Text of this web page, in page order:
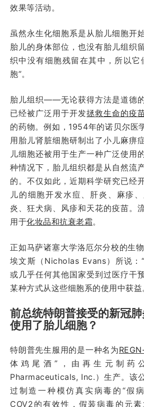
效果等活动。
虽然永生化细胞系是从胎儿细胞开
胎儿的身体部位，也没有胎儿组织
织中没有细胞残留在其中，所以它
胞”。
胎儿组织——无论获得方法是道德
已经被广泛用于开发拯救生命的疫
的药物。例如，1954年的诺贝尔医
用胎儿肾脏细胞研制出了小儿麻痹
儿细胞还被用于生产一种广泛使用
种情况下，胎儿组织都是从自然流
的。不仅如此，近期科学研究已经
儿的细胞开发水痘、肝炎、麻疹
炎、狂犬病、风疹和天花的疫苗。
用于化妆品和抗衰老霜。
正如马萨诸塞大学洛厄尔分校的生
埃文斯（Nicholas Evans）所说：
或几乎任何其他国家受到过医疗干
某种方式从这些细胞系的使用中获益
前总统特朗普接受的新冠
使用了胎儿细胞？
特朗普先生服用的是一种名为
体鸡尾酒”，由再生元制药
Pharmaceuticals, Inc.）生产。该
过制造一种模仿真实病毒的“假
COV2的有效性，假装病毒的元